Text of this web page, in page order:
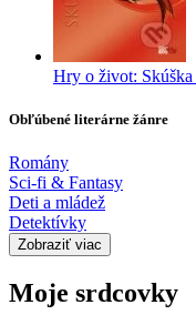
Hry o život: Skúška
Obľúbené literárne žánre
Romány
Sci-fi & Fantasy
Deti a mládež
Detektívky
Zobraziť viac
Moje srdcovky